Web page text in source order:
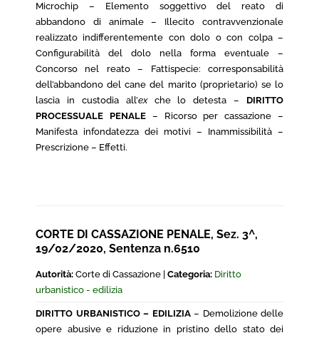
Microchip – Elemento soggettivo del reato di
abbandono di animale – Illecito contravvenzionale
realizzato indifferentemente con dolo o con colpa –
Configurabilità del dolo nella forma eventuale –
Concorso nel reato – Fattispecie: corresponsabilità
dell’abbandono del cane del marito (proprietario) se lo
lascia in custodia all’exche lo detesta – DIRITTO
PROCESSUALE PENALE– Ricorso per cassazione –
Manifesta infondatezza dei motivi – Inammissibilità –
Prescrizione – Effetti.
CORTE DI CASSAZIONE PENALE, Sez. 3^,
19/02/2020, Sentenza n.6510
Autorità: Corte di Cassazione | Categoria: Diritto
urbanistico - edilizia
DIRITTO URBANISTICO – EDILIZIA– Demolizione delle
opere abusive e riduzione in pristino dello stato dei